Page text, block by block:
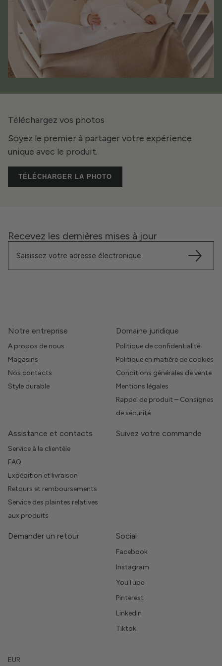
Téléchargez vos photos
Soyez le premier à partager votre expérience
unique avec le produit.
TÉLÉCHARGER LA PHOTO
Recevez les dernières mises à jour
Notre entreprise
A propos de nous
Magasins
Nos contacts
Style durable
Domaine juridique
Politique de confidentialité
Politique en matière de cookies
Conditions générales de vente
Mentions légales
Rappel de produit – Consignes
de sécurité
Assistance et contacts
Service à la clientèle
FAQ
Expédition et livraison
Retours et remboursements
Service des plaintes relatives
aux produits
Suivez votre commande
Demander un retour Social
Facebook
Instagram
YouTube
Pinterest
LinkedIn
Tiktok
EUR